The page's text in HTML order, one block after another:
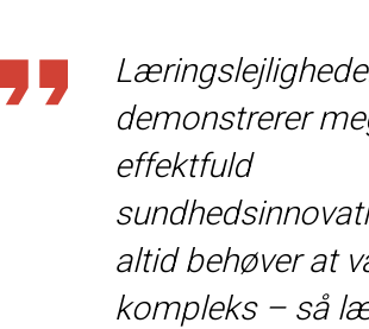
demonstrerer
effektfuld
altid behøver at
kompleks – så